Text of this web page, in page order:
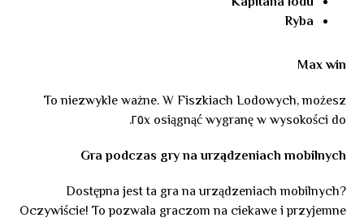
Ryba
Max win
To niezwykle ważne. W Fiszkiach Lodowych, możesz
osiągnąć wygranę w wysokości do ٢٥x.
Gra podczas gry na urządzeniach mobilnych
Dostępna jest ta gra na urządzeniach mobilnych?
Oczywiście! To pozwala graczom na ciekawe i przyjemne